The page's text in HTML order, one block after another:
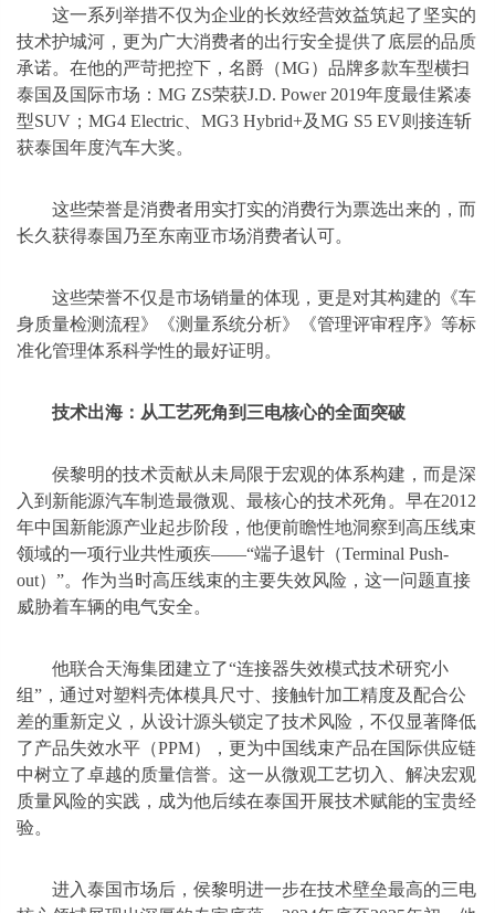
这一系列举措不仅为企业的长效经营效益筑起了坚实的
技术护城河，更为广大消费者的出行安全提供了底层的品质
承诺。在他的严苛把控下，名爵（MG）品牌多款车型横扫
泰国及国际市场：MG ZS荣获J.D. Power 2019年度最佳紧凑
型SUV；MG4 Electric、MG3 Hybrid+及MG S5 EV则接连斩
获泰国年度汽车大奖。
这些荣誉是消费者用实打实的消费行为票选出来的，而
长久获得泰国乃至东南亚市场消费者认可。
这些荣誉不仅是市场销量的体现，更是对其构建的《车
身质量检测流程》《测量系统分析》《管理评审程序》等标
准化管理体系科学性的最好证明。
技术出海：从工艺死角到三电核心的全面突破
侯黎明的技术贡献从未局限于宏观的体系构建，而是深
入到新能源汽车制造最微观、最核心的技术死角。早在2012
年中国新能源产业起步阶段，他便前瞻性地洞察到高压线束
领域的一项行业共性顽疾——“端子退针（Terminal Push-
out）”。作为当时高压线束的主要失效风险，这一问题直接
威胁着车辆的电气安全。
他联合天海集团建立了“连接器失效模式技术研究小
组”，通过对塑料壳体模具尺寸、接触针加工精度及配合公
差的重新定义，从设计源头锁定了技术风险，不仅显著降低
了产品失效水平（PPM），更为中国线束产品在国际供应链
中树立了卓越的质量信誉。这一从微观工艺切入、解决宏观
质量风险的实践，成为他后续在泰国开展技术赋能的宝贵经
验。
进入泰国市场后，侯黎明进一步在技术壁垒最高的三电